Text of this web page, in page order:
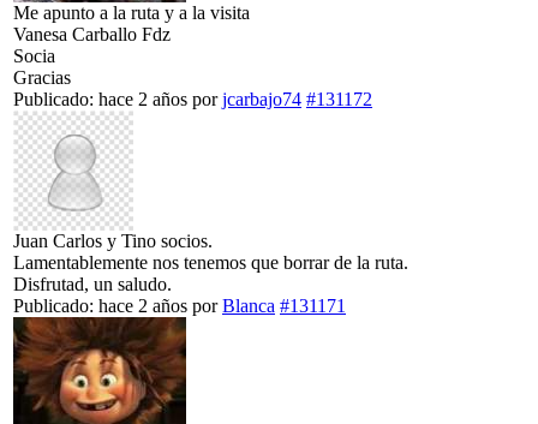
Me apunto a la ruta y a la visita
Vanesa Carballo Fdz
Socia
Gracias
Publicado: hace 2 años porjcarbajo74 #131172
Juan Carlos y Tino socios.
Lamentablemente nos tenemos que borrar de la ruta.
Disfrutad, un saludo.
Publicado: hace 2 años porBlanca #131171